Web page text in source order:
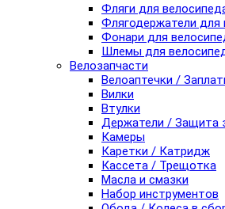
Фляги для
Флягодержатели для
Фонари для
Шлемы для
Велозапчасти
Велоаптечки /
Вилки
Втулки
Держатели / Защита
Камеры
Каретки / Катридж
Кассета / Трещотка
Масла и смазки
Набор инструментов